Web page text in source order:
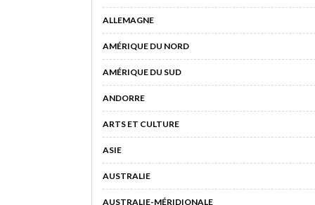
ALLEMAGNE
AMÉRIQUE DU NORD
AMÉRIQUE DU SUD
ANDORRE
ARTS ET CULTURE
ASIE
AUSTRALIE
AUSTRALIE-MÉRIDIONALE